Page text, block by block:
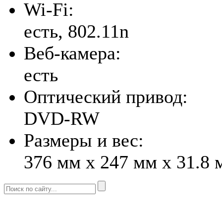
Wi-Fi:
есть, 802.11n
Веб-камера:
есть
Оптический привод:
DVD-RW
Размеры и вес:
376 мм x 247 мм x 31.8